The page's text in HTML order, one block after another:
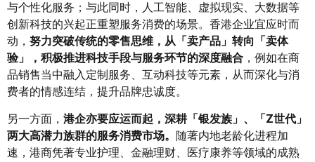
与个性化服务；与此同时，人工智能、虚拟现实、大数据等
创新科技的兴起正重塑服务消费的场景。香港企业宜应时而
动，努力突破传统的零售思维，从「卖产品」转向「卖体
验」，积极推进科技手段与服务环节的深度融合 ，例如在商
品销售当中融入定制服务、互动科技等元素，从而深化与消
费者的情感连结，提升品牌忠诚度。
另一方面， 港企亦要应运而起，深耕「银发族」、「Z世代」
两大高潜力族群的服务消费市场。 随著内地老龄化进程加
速，港商凭著专业护理、金融理财、医疗康养等领域的成熟